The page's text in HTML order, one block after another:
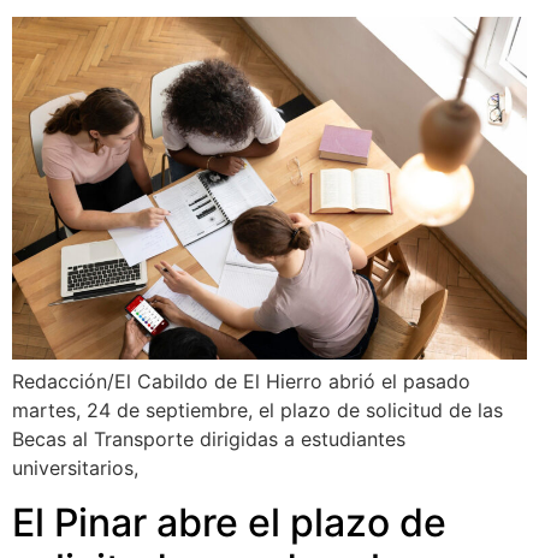
Redacción/El Cabildo de El Hierro abrió el pasado
martes, 24 de septiembre, el plazo de solicitud de las
Becas al Transporte dirigidas a estudiantes
universitarios,
El Pinar abre el plazo de